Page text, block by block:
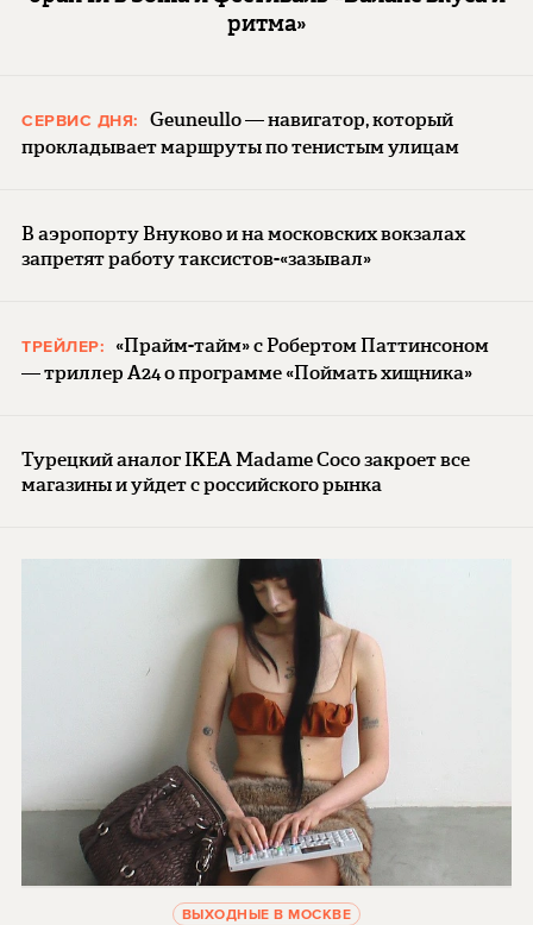
ритма»
СЕРВИС ДНЯ:
Geuneullo — навигатор, который
прокладывает маршруты по тенистым улицам
В аэропорту Внуково и на московских вокзалах
запретят работу таксистов-«зазывал»
ТРЕЙЛЕР:
«Прайм-тайм» с Робертом Паттинсоном
— триллер A24 о программе «Поймать хищника»
Турецкий аналог IKEA Madame Coco закроет все
магазины и уйдет с российского рынка
ВЫХОДНЫЕ В МОСКВЕ